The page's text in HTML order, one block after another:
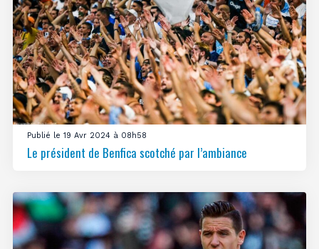
Publié le 19 Avr 2024 à 08h58
Le président de Benfica scotché par l’ambiance